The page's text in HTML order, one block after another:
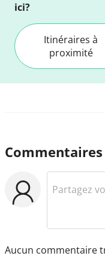
ici?
Itinéraires à
proximité
Aucun commentaire